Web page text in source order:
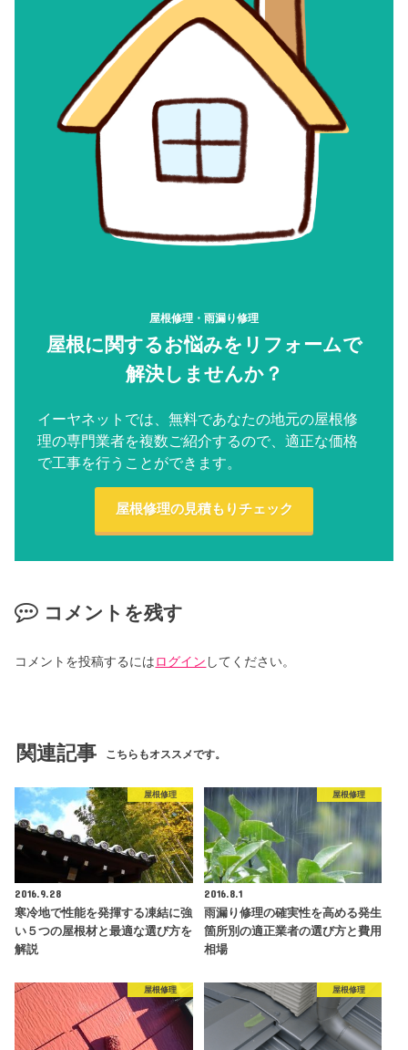
屋根修理・雨漏り修理
屋根に関するお悩みをリフォームで
解決しませんか？
イーヤネットでは、無料であなたの地元の屋根修
理の専門業者を複数ご紹介するので、適正な価格
で工事を行うことができます。
屋根修理の見積もりチェック
コメントを残す
コメントを投稿するにはログイン してください。
関連記事 こちらもオススメです。
屋根修理
2016.9.28
寒冷地で性能を発揮する凍結に強
い５つの屋根材と最適な選び方を
解説
屋根修理
2016.8.1
雨漏り修理の確実性を高める発生
箇所別の適正業者の選び方と費用
相場
屋根修理 屋根修理